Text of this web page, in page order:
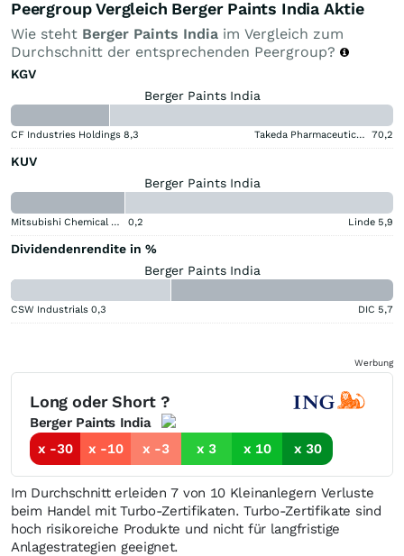
Peergroup Vergleich Berger Paints India Aktie
Wie steht Berger Paints India im Vergleich zum
Durchschnitt der entsprechenden Peergroup?
KGV
Berger Paints India
CF Industries Holdings 8,3 Takeda Pharmaceutical Aktie 70,2
KUV
Berger Paints India
Mitsubishi Chemical Group Corporation 0,2 Linde 5,9
Dividendenrendite in %
Berger Paints India
CSW Industrials 0,3 DIC 5,7
Werbung
Long oder Short ?
Berger Paints India
x -30
x -10 x -3 x 3 x 10 x 30
Im Durchschnitt erleiden 7 von 10 Kleinanlegern Verluste
beim Handel mit Turbo-Zertifikaten. Turbo-Zertifikate sind
hoch risikoreiche Produkte und nicht für langfristige
Anlagestrategien geeignet.